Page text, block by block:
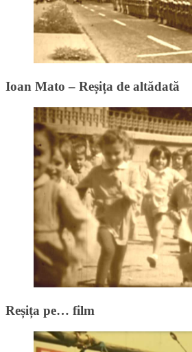
Ioan Mato – Reșița de altădată
Reșița pe… film